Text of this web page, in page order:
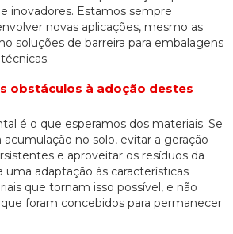
inovadores. Estamos sempre
novas aplicações, mesmo as
soluções de barreira para embalagens
obstáculos à adoção destes
é o que esperamos dos materiais. Se
no solo, evitar a geração
e aproveitar os resíduos da
uma adaptação às características
que tornam isso possível, e não
foram concebidos para permanecer